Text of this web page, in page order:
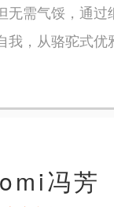
无需气馁，通过
我，从骆驼式优
冯芳